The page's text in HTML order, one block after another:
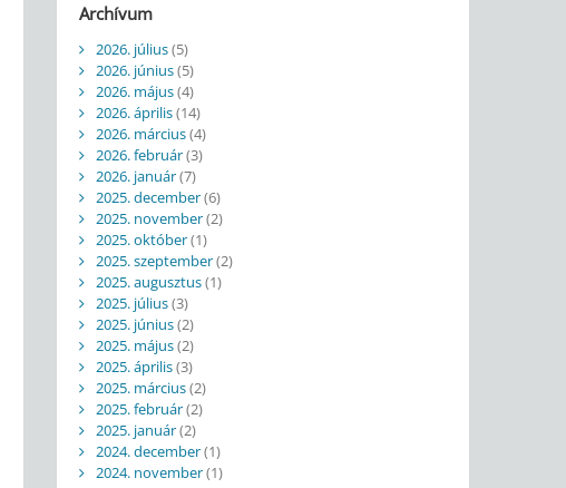
Archívum
2026. július(5)
2026. június(5)
2026. május(4)
2026. április(14)
2026. március(4)
2026. február(3)
2026. január(7)
2025. december(6)
2025. november(2)
2025. október(1)
2025. szeptember(2)
2025. augusztus(1)
2025. július(3)
2025. június(2)
2025. május(2)
2025. április(3)
2025. március(2)
2025. február(2)
2025. január(2)
2024. december(1)
2024. november(1)